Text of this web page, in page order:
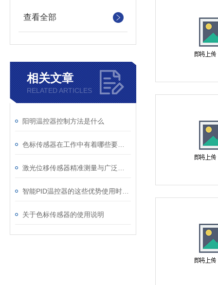
查看全部
相关文章
RELATED ARTICLES
阳明温控器控制方法是什么
关于色标传感器的使用说明